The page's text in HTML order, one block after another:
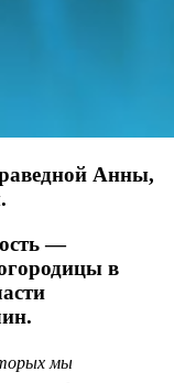
Анны,
—
в
мы